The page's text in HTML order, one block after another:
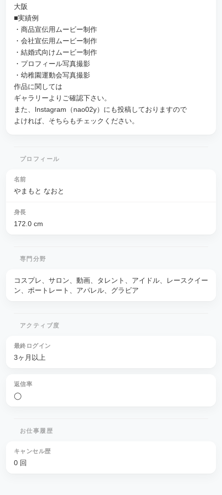
大阪
■実績例
・商品宣伝用ムービー制作
・会社宣伝用ムービー制作
・結婚式向けムービー制作
・プロフィール写真撮影
・幼稚園運動会写真撮影
作品に関しては
ギャラリーよりご確認下さい。
また、Instagram（nao02y）にも投稿しておりますので
よければ、そちらもチェックください。
プロフィール
名前
やまもと なおと
身長
172.0 cm
専門分野
コスプレ、サロン、動画、タレント、アイドル、レースクイー
ン、ポートレート、アパレル、グラビア
アクティブ度
最終ログイン
3ヶ月以上
返信率
◯
お仕事履歴
キャンセル歴
0 回